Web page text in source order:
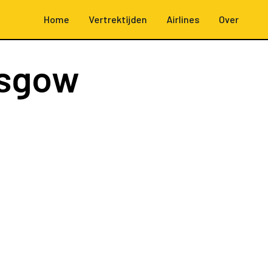
Home Vertrektijden Airlines Over